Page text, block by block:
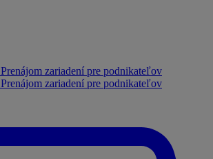
Prenájom zariadení pre podnikateľov
Prenájom zariadení pre podnikateľov